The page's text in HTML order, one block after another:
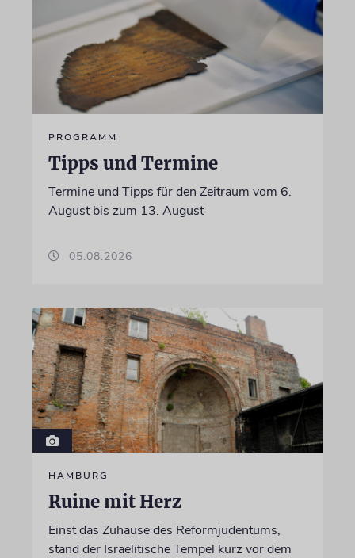
PROGRAMM
Tipps und Termine
Termine und Tipps für den Zeitraum vom 6.
August bis zum 13. August
05.08.2026
HAMBURG
Ruine mit Herz
Einst das Zuhause des Reformjudentums,
stand der Israelitische Tempel kurz vor dem